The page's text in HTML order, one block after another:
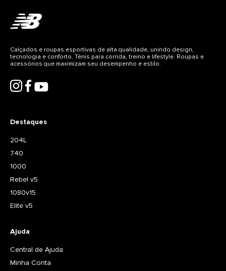
Destaques
204L
740
1000
Rebel v5
1080v15
Elite v5
Ajuda
Central de Ajuda
Minha Conta
Calçados e roupas esportivas de alta qualidade, unindo design,
tecnologia e conforto. Tênis para corrida, treino e lifestyle. Roupas e
acessórios que maximizam seu desempenho e estilo.